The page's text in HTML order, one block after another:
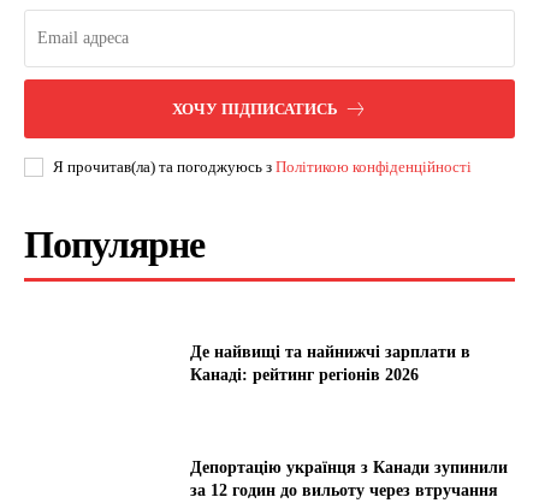
ХОЧУ ПІДПИСАТИСЬ
Я прочитав(ла) та погоджуюсь з Політикою конфіденційності
Популярне
Де найвищі та найнижчі зарплати в
Канаді: рейтинг регіонів 2026
Депортацію українця з Канади зупинили
за 12 годин до вильоту через втручання